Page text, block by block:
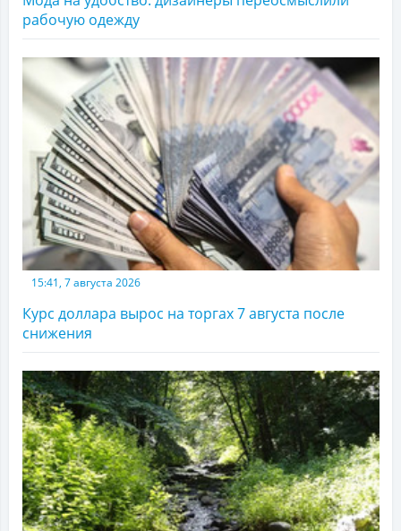
рабочую одежду
15:41, 7 августа 2026
Курс доллара вырос на торгах 7 августа после
снижения